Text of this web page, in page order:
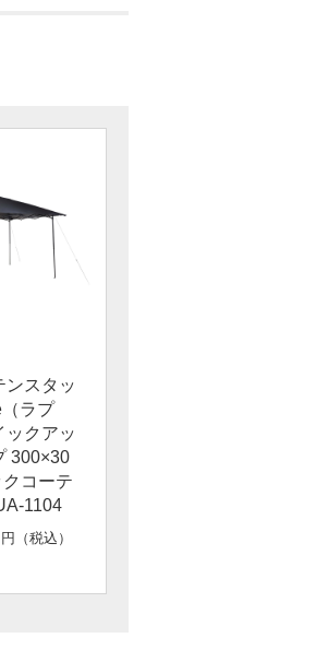
ンスタッ
ラプ
ックアッ
300×30
コーテ
1104
円（税込）